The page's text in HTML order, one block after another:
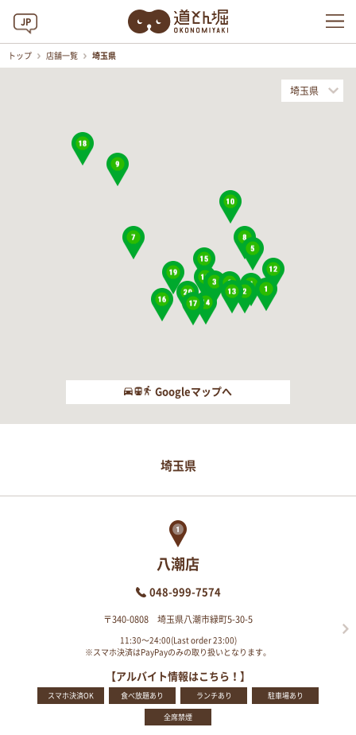
JP
トップ 店舗一覧 埼玉県
埼玉県
Googleマップへ
埼玉県
八潮店
048-999-7574
〒340-0808 埼玉県八潮市緑町5-30-5
11:30～24:00(Last order 23:00)
※スマホ決済はPayPayのみの取り扱いとなります。
【アルバイト情報はこちら！】
スマホ決済OK 食べ放題あり ランチあり 駐車場あり
全席禁煙